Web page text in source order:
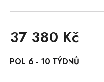
37 380 Kč
cena:
POL 6 - 10 TÝDNŮ